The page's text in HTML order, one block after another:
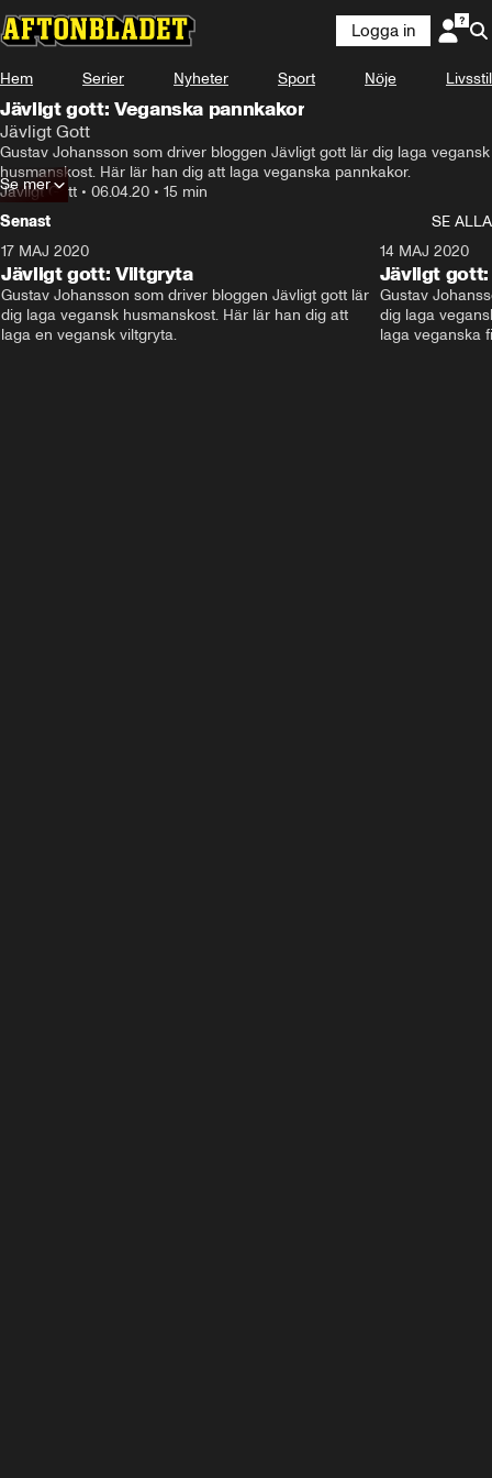
Logga in
Hem Serier Nyheter Sport Nöje Livsstil
Jävligt gott: Veganska pannkakor
Jävligt Gott
Gustav Johansson som driver bloggen Jävligt gott lär dig laga vegansk
husmanskost. Här lär han dig att laga veganska pannkakor.
Jävligt Gott • 06.04.20 • 15 min
Se mer
Senast
SE ALLA
17 MAJ 2020
Jävligt gott: Viltgryta
Gustav Johansson som driver bloggen Jävligt gott lär
dig laga vegansk husmanskost. Här lär han dig att
laga en vegansk viltgryta.
14 MAJ 2020
Jävligt
Gustav
dig laga
laga veganska